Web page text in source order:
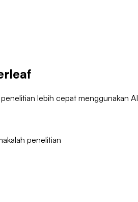
lebih cepat menggunakan AI
penelitian